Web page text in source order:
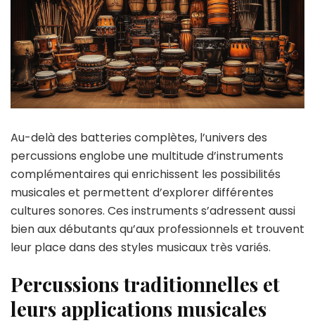
Au-delà des batteries complètes, l’univers des
percussions englobe une multitude d’instruments
complémentaires qui enrichissent les possibilités
musicales et permettent d’explorer différentes
cultures sonores. Ces instruments s’adressent aussi
bien aux débutants qu’aux professionnels et trouvent
leur place dans des styles musicaux très variés.
Percussions traditionnelles et
leurs applications musicales